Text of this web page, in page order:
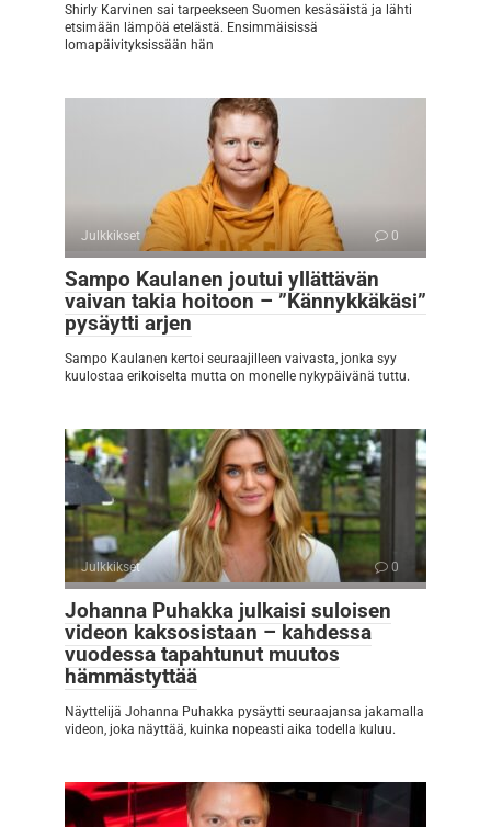
Shirly Karvinen sai tarpeekseen Suomen kesäsäistä ja lähti
etsimään lämpöä etelästä. Ensimmäisissä
lomapäivityksissään hän
Julkkikset 0
Sampo Kaulanen joutui yllättävän
vaivan takia hoitoon – ”Kännykkäkäsi”
pysäytti arjen
Sampo Kaulanen kertoi seuraajilleen vaivasta, jonka syy
kuulostaa erikoiselta mutta on monelle nykypäivänä tuttu.
Julkkikset 0
Johanna Puhakka julkaisi suloisen
videon kaksosistaan – kahdessa
vuodessa tapahtunut muutos
hämmästyttää
Näyttelijä Johanna Puhakka pysäytti seuraajansa jakamalla
videon, joka näyttää, kuinka nopeasti aika todella kuluu.